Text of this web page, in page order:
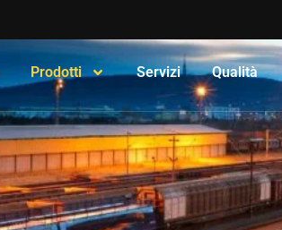
Prodotti Servizi Qualità